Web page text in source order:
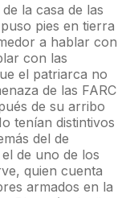
la casa de las
pies en tierra
a hablar con
con las
el patriarca no
de las FARC
de su arribo
tenían distintivos
del de
de uno de los
quien cuenta
armados en la